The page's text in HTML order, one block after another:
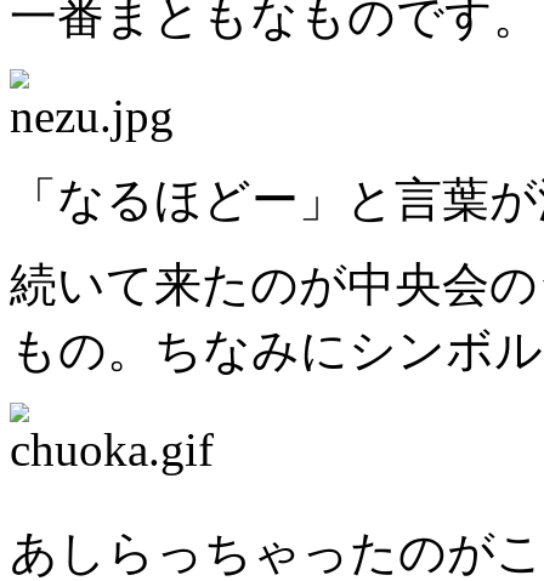
一番まともなものです
「なるほどー」と言葉
続いて来たのが中央会
もの。ちなみにシンボ
あしらっちゃったのが